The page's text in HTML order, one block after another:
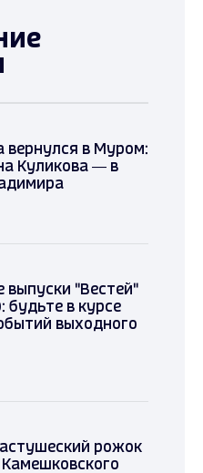
вернулся в Муром:
Куликова — в
выпуски "Вестей"
будьте в курсе
выходного
рожок
Камешковского